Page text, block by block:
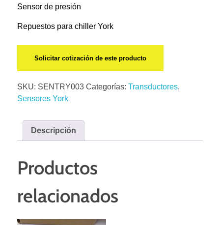
Sensor de presión
Repuestos para chiller York
Solicitar cotización de este producto
SKU: SENTRY003 Categorías: Transductores,
Sensores York
Descripción
Productos
relacionados